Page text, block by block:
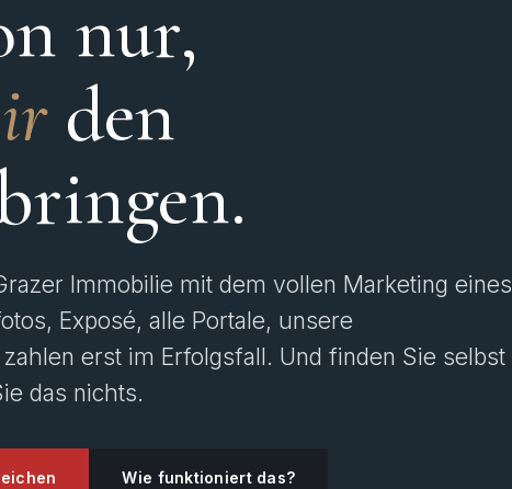
nur,
den
Immobilie mit dem vollen Marketing eines
Exposé, alle Portale, unsere
erst im Erfolgsfall. Und finden Sie selbst
das nichts.
Wie funktioniert das?